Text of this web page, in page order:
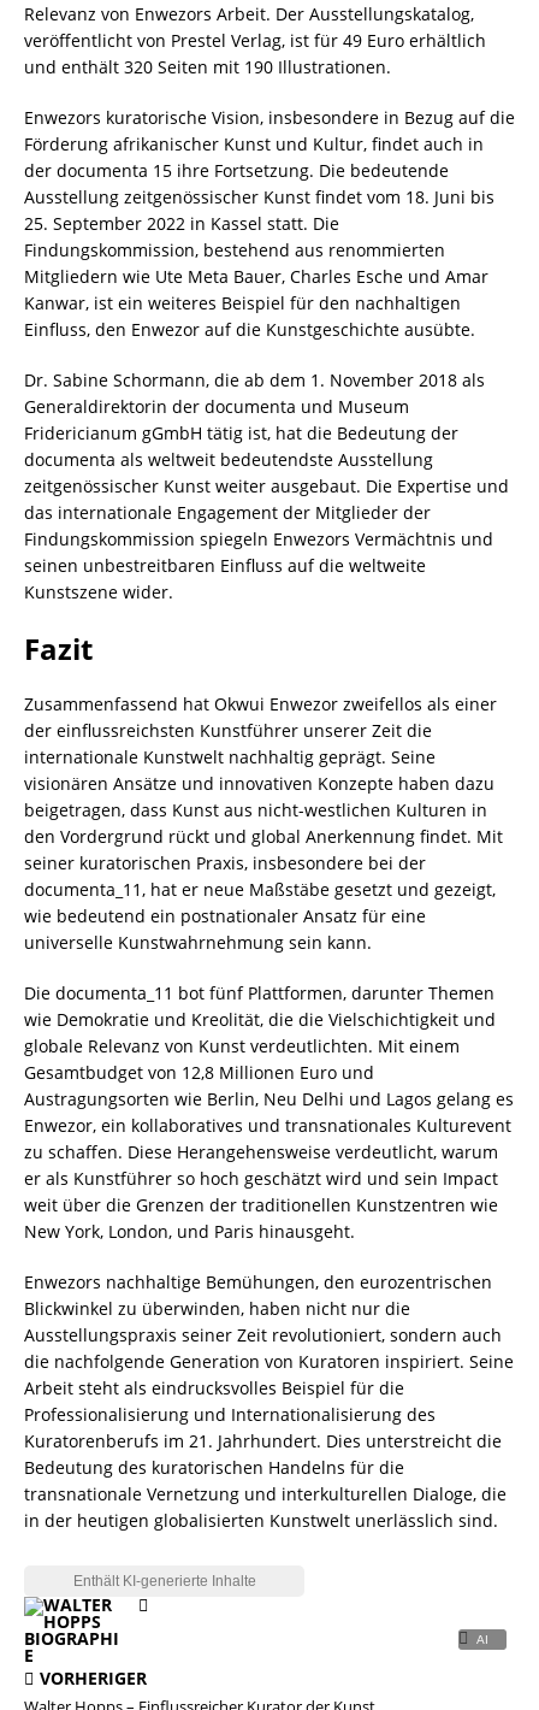
Relevanz von Enwezors Arbeit. Der Ausstellungskatalog,
veröffentlicht von Prestel Verlag, ist für 49 Euro erhältlich
und enthält 320 Seiten mit 190 Illustrationen.
Enwezors kuratorische Vision, insbesondere in Bezug auf die
Förderung afrikanischer Kunst und Kultur, findet auch in
der documenta 15 ihre Fortsetzung. Die bedeutende
Ausstellung zeitgenössischer Kunst findet vom 18. Juni bis
25. September 2022 in Kassel statt. Die
Findungskommission, bestehend aus renommierten
Mitgliedern wie Ute Meta Bauer, Charles Esche und Amar
Kanwar, ist ein weiteres Beispiel für den nachhaltigen
Einfluss, den Enwezor auf die Kunstgeschichte ausübte.
Dr. Sabine Schormann, die ab dem 1. November 2018 als
Generaldirektorin der documenta und Museum
Fridericianum gGmbH tätig ist, hat die Bedeutung der
documenta als weltweit bedeutendste Ausstellung
zeitgenössischer Kunst weiter ausgebaut. Die Expertise und
das internationale Engagement der Mitglieder der
Findungskommission spiegeln Enwezors Vermächtnis und
seinen unbestreitbaren Einfluss auf die weltweite
Kunstszene wider.
Fazit
Zusammenfassend hat Okwui Enwezor zweifellos als einer
der einflussreichsten Kunstführer unserer Zeit die
internationale Kunstwelt nachhaltig geprägt. Seine
visionären Ansätze und innovativen Konzepte haben dazu
beigetragen, dass Kunst aus nicht-westlichen Kulturen in
den Vordergrund rückt und global Anerkennung findet. Mit
seiner kuratorischen Praxis, insbesondere bei der
documenta_11, hat er neue Maßstäbe gesetzt und gezeigt,
wie bedeutend ein postnationaler Ansatz für eine
universelle Kunstwahrnehmung sein kann.
Die documenta_11 bot fünf Plattformen, darunter Themen
wie Demokratie und Kreolität, die die Vielschichtigkeit und
globale Relevanz von Kunst verdeutlichten. Mit einem
Gesamtbudget von 12,8 Millionen Euro und
Austragungsorten wie Berlin, Neu Delhi und Lagos gelang es
Enwezor, ein kollaboratives und transnationales Kulturevent
zu schaffen. Diese Herangehensweise verdeutlicht, warum
er als Kunstführer so hoch geschätzt wird und sein Impact
weit über die Grenzen der traditionellen Kunstzentren wie
New York, London, und Paris hinausgeht.
Enwezors nachhaltige Bemühungen, den eurozentrischen
Blickwinkel zu überwinden, haben nicht nur die
Ausstellungspraxis seiner Zeit revolutioniert, sondern auch
die nachfolgende Generation von Kuratoren inspiriert. Seine
Arbeit steht als eindrucksvolles Beispiel für die
Professionalisierung und Internationalisierung des
Kuratorenberufs im 21. Jahrhundert. Dies unterstreicht die
Bedeutung des kuratorischen Handelns für die
transnationale Vernetzung und interkulturellen Dialoge, die
in der heutigen globalisierten Kunstwelt unerlässlich sind.
VORHERIGER